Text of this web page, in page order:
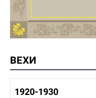
ВЕХИ
1920-1930